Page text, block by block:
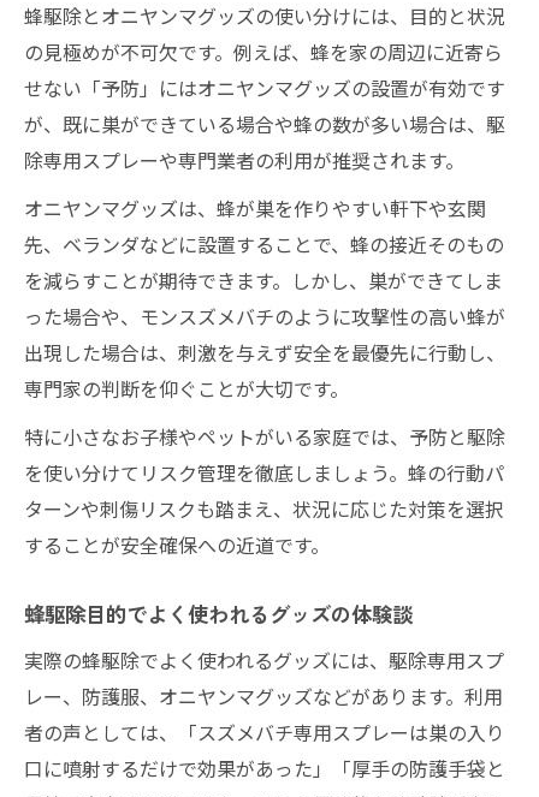
蜂駆除とオニヤンマグッズの使い分けには、目的と状況
の見極めが不可欠です。例えば、蜂を家の周辺に近寄ら
せない「予防」にはオニヤンマグッズの設置が有効です
が、既に巣ができている場合や蜂の数が多い場合は、駆
除専用スプレーや専門業者の利用が推奨されます。
オニヤンマグッズは、蜂が巣を作りやすい軒下や玄関
先、ベランダなどに設置することで、蜂の接近そのもの
を減らすことが期待できます。しかし、巣ができてしま
った場合や、モンスズメバチのように攻撃性の高い蜂が
出現した場合は、刺激を与えず安全を最優先に行動し、
専門家の判断を仰ぐことが大切です。
特に小さなお子様やペットがいる家庭では、予防と駆除
を使い分けてリスク管理を徹底しましょう。蜂の行動パ
ターンや刺傷リスクも踏まえ、状況に応じた対策を選択
することが安全確保への近道です。
蜂駆除目的でよく使われるグッズの体験談
実際の蜂駆除でよく使われるグッズには、駆除専用スプ
レー、防護服、オニヤンマグッズなどがあります。利用
者の声としては、「スズメバチ専用スプレーは巣の入り
口に噴射するだけで効果があった」「厚手の防護手袋と